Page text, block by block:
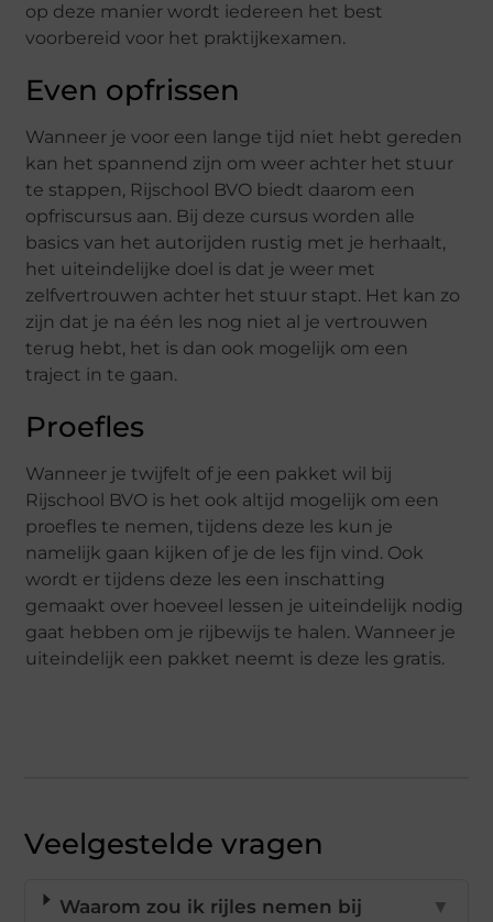
op deze manier wordt iedereen het best
voorbereid voor het praktijkexamen.
Even opfrissen
Wanneer je voor een lange tijd niet hebt gereden
kan het spannend zijn om weer achter het stuur
te stappen, Rijschool BVO biedt daarom een
opfriscursus aan. Bij deze cursus worden alle
basics van het autorijden rustig met je herhaalt,
het uiteindelijke doel is dat je weer met
zelfvertrouwen achter het stuur stapt. Het kan zo
zijn dat je na één les nog niet al je vertrouwen
terug hebt, het is dan ook mogelijk om een
traject in te gaan.
Proefles
Wanneer je twijfelt of je een pakket wil bij
Rijschool BVO is het ook altijd mogelijk om een
proefles te nemen, tijdens deze les kun je
namelijk gaan kijken of je de les fijn vind. Ook
wordt er tijdens deze les een inschatting
gemaakt over hoeveel lessen je uiteindelijk nodig
gaat hebben om je rijbewijs te halen. Wanneer je
uiteindelijk een pakket neemt is deze les gratis.
Veelgestelde vragen
Waarom zou ik rijles nemen bij
▼